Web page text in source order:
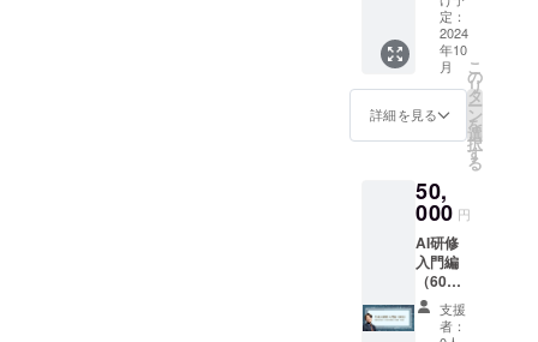
い。 ・
支援者
様との
連絡方
細は
メール
す。
（zoom
）を使
用しま
す。 ・
何名で
も参加
企業パ
ンフ
レット
配布 ・
書籍
「リメ
イク採
用」3冊
カン
ファレ
ンス参
加券1枚
・交流
会参加
券1枚
【Z世代
定：
2024
年10
月
詳細を見る
こ
の
リ
タ
ー
ン
を
選
択
す
る
50,
000 円
AI研修
入門編
（60
分）
（内支援
者：